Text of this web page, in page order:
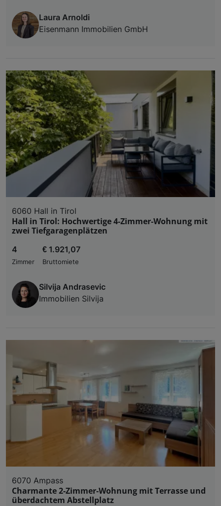
Laura Arnoldi
Eisenmann Immobilien GmbH
6060 Hall in Tirol
Hall in Tirol: Hochwertige 4-Zimmer-Wohnung mit
zwei Tiefgaragenplätzen
4
Zimmer
€ 1.921,07
Bruttomiete
Silvija Andrasevic
Immobilien Silvija
6070 Ampass
Charmante 2-Zimmer-Wohnung mit Terrasse und
überdachtem Abstellplatz